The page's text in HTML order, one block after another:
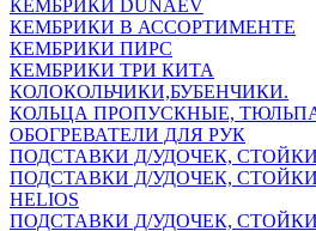
КЕМБРИКИ DUNAEV
КЕМБРИКИ В АССОРТИМЕНТЕ
КЕМБРИКИ ПИРС
КЕМБРИКИ ТРИ КИТА
КОЛОКОЛЬЧИКИ,БУБЕНЧИКИ.
КОЛЬЦА ПРОПУСКНЫЕ,
ОБОГРЕВАТЕЛИ ДЛЯ РУК
ПОДСТАВКИ Д/УДОЧЕК,
ПОДСТАВКИ Д/УДОЧЕК,
HELIOS
ПОДСТАВКИ Д/УДОЧЕК,